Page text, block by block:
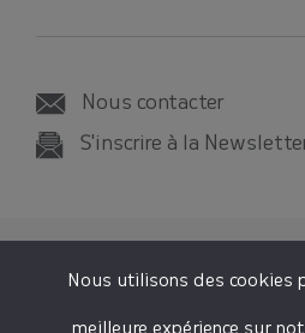
Nous contacter
S'inscrire à la
© 2026 SMICTOM
Nous utilisons des cookies